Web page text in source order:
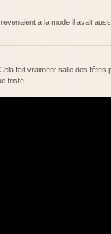
à la mode il avait
fait vraiment salle des fêtes
triste.